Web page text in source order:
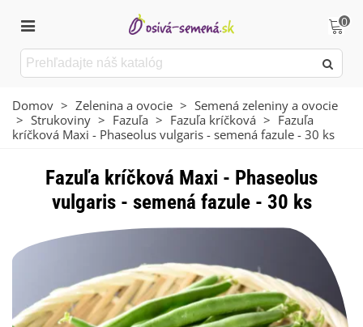
0
Domov > Zelenina a ovocie > Semená zeleniny a ovocie
> Strukoviny > Fazuľa > Fazuľa kríčková > Fazuľa
kríčková Maxi - Phaseolus vulgaris - semená fazule - 30 ks
Fazuľa kríčková Maxi - Phaseolus
vulgaris - semená fazule - 30 ks